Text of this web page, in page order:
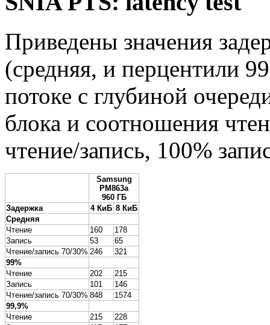
Приведены значения
(средняя, и перцентили
потоке с глубиной
блока и соотношения
чтение/запись, 100%
Samsung
PM863a
960 ГБ
Задержка
4 КиБ 8 КиБ
Средняя
Чтение
160
178
Запись
53
65
Чтение/запись 70/30% 246
321
99%
Чтение
202
215
Запись
101
146
Чтение/запись 70/30% 848
1574
99,9%
Чтение
215
228